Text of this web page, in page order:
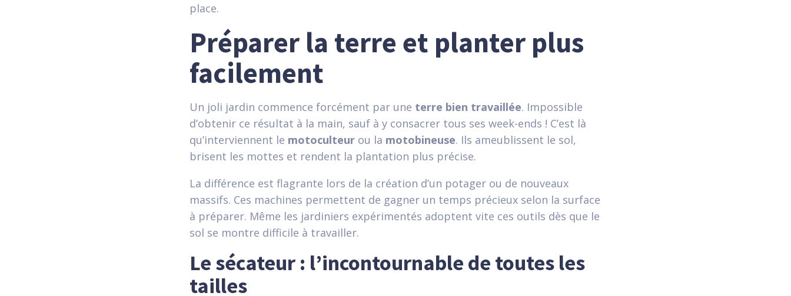
place.
Préparer la terre et planter plus
facilement
Un joli jardin commence forcément par une terre bien travaillée. Impossible
d’obtenir ce résultat à la main, sauf à y consacrer tous ses week-ends ! C’est là
qu’interviennent le motoculteur ou la motobineuse. Ils ameublissent le sol,
brisent les mottes et rendent la plantation plus précise.
La différence est flagrante lors de la création d’un potager ou de nouveaux
massifs. Ces machines permettent de gagner un temps précieux selon la surface
à préparer. Même les jardiniers expérimentés adoptent vite ces outils dès que le
sol se montre difficile à travailler.
Le sécateur : l’incontournable de toutes les
tailles